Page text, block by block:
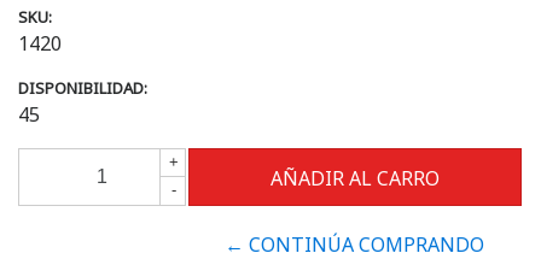
SKU:
1420
DISPONIBILIDAD:
45
+
-
← CONTINÚA COMPRANDO